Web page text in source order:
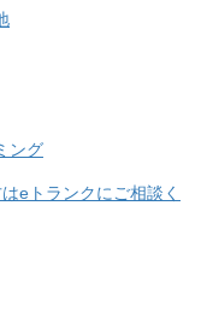
ング
eトランクにご相談く